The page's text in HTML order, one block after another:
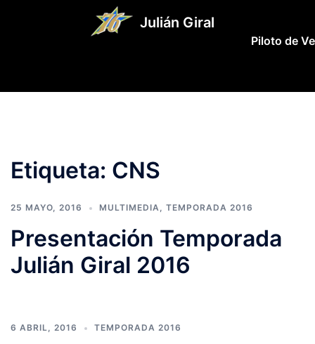
Julián Giral
Piloto de
Etiqueta: CNS
25 MAYO, 2016 MULTIMEDIA, TEMPORADA 2016
Presentación Temporada
Julián Giral 2016
6 ABRIL, 2016 TEMPORADA 2016